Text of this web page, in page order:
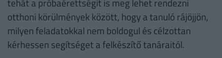
otthoni körülmények között, hogy a tanuló rájöjjön,
milyen feladatokkal nem boldogul és célzottan
kérhessen segítséget a felkészítő tanáraitól.